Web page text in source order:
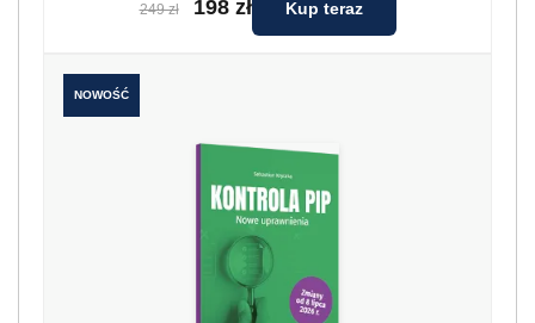
249 zł 198 zł Kup teraz
NOWOŚĆ